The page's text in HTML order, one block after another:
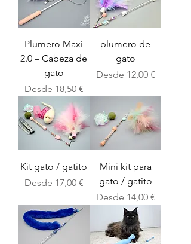
Plumero Maxi
2.0 – Cabeza de
gato
Desde 18,50 €
Precio de oferta
plumero de
gato
Desde 12,00 €
Precio de oferta
Kit gato / gatito
Desde 17,00 €
Precio de oferta
Mini kit para
gato / gatito
Desde 14,00 €
Precio de oferta